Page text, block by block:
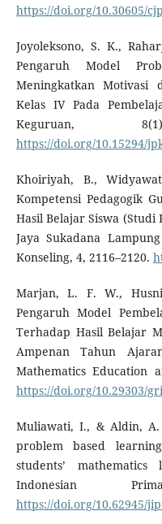
https://doi.org/10.30605/
Joyoleksono, S. K.,
Pengaruh Model
Meningkatkan Motivasi
Kelas IV Pada
Keguruan,
https://doi.org/10.15294/
Khoiriyah, B.,
Kompetensi Pedagogik
Hasil Belajar Siswa
Jaya Sukadana
Konseling, 4, 2116–2120.
Marjan, L. F. W.,
Pengaruh Model
Terhadap Hasil Belajar
Ampenan Tahun
Mathematics Education
https://doi.org/10.29303/
Muliawati, I., & Aldin, A.
problem based
students’
Indonesian
https://doi.org/10.62945/